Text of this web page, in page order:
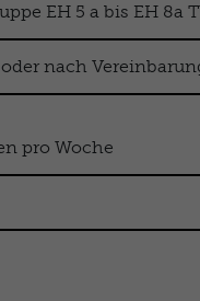
EH 5 a bis EH 8a
nach
pro Woche